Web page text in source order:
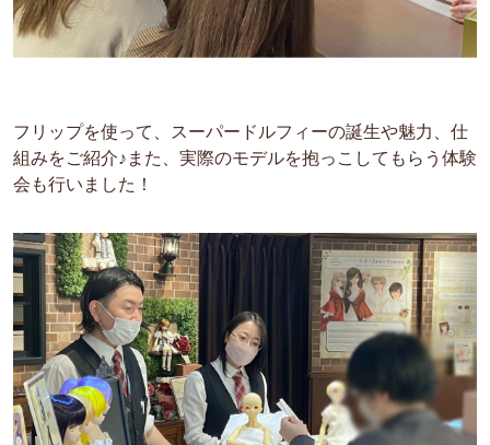
フリップを使って、スーパードルフィーの誕生や魅力、仕
組みをご紹介♪また、実際のモデルを抱っこしてもらう体験
会も行いました！